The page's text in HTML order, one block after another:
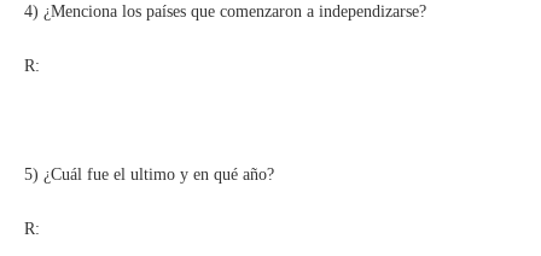
4) ¿Menciona los países que comenzaron a independizarse?
R:
5) ¿Cuál fue el ultimo y en qué año?
R: